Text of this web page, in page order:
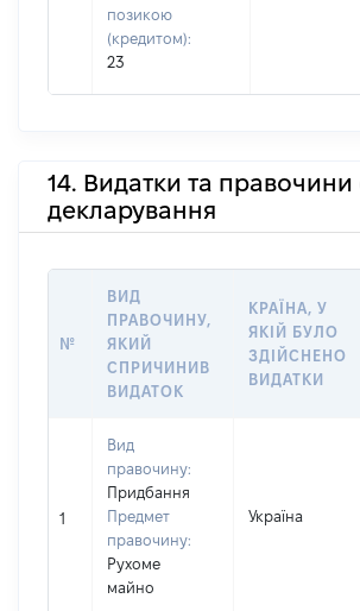
позикою
(кредитом):
23
14. Видатки та правочини
декларування
№
ВИД
ПРАВОЧИНУ,
ЯКИЙ
СПРИЧИНИВ
ВИДАТОК
КРАЇНА, У
ЯКІЙ БУЛО
ЗДІЙСНЕНО
ВИДАТКИ
1
Вид
правочину:
Придбання
Предмет
правочину:
Рухоме
майно
Україна